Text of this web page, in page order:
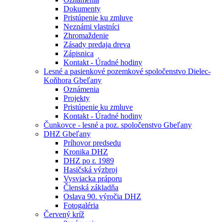
Dokumenty
Pristúpenie ku zmluve
Neznámi vlastníci
Zhromaždenie
Zásady predaja dreva
Zápisnica
Kontakt - Úradné hodiny
Lesné a pasienkové pozemkové spoločenstvo Dielec-
Koňhora Gbeľany
Oznámenia
Projekty
Pristúpenie ku zmluve
Kontakt - Úradné hodiny
Čunkovce - lesné a poz. spoločenstvo Gbeľany
DHZ Gbeľany
Príhovor predsedu
Kronika DHZ
DHZ po r. 1989
Hasičská výzbroj
Vysviacka práporu
Členská základňa
Oslava 90. výročia DHZ
Fotogaléria
Červený kríž